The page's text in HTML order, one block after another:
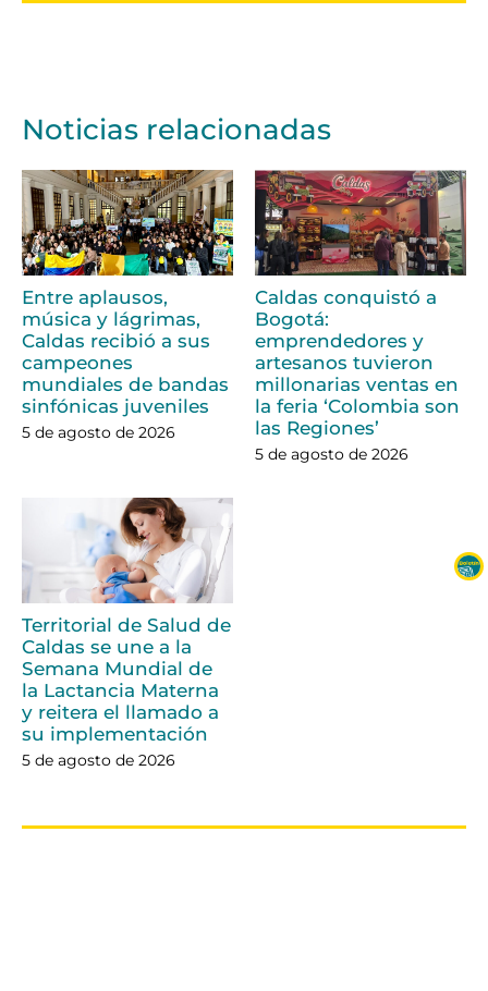
Noticias relacionadas
Entre aplausos,
música y lágrimas,
Caldas recibió a sus
campeones
mundiales de bandas
sinfónicas juveniles
5 de agosto de 2026
Caldas conquistó a
Bogotá:
emprendedores y
artesanos tuvieron
millonarias ventas en
la feria ‘Colombia son
las Regiones’
5 de agosto de 2026
Territorial de Salud de
Caldas se une a la
Semana Mundial de
la Lactancia Materna
y reitera el llamado a
su implementación
5 de agosto de 2026